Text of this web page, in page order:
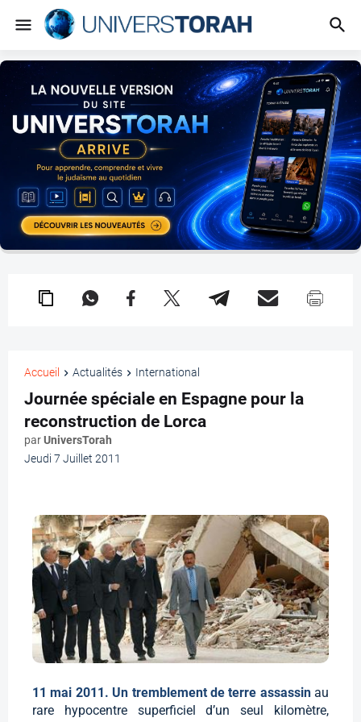
Accueil Actualités International
Journée spéciale en Espagne pour la
reconstruction de Lorca
parUniversTorah
Jeudi 7 Juillet 2011
11 mai 2011. Un tremblement de terre assassin au
rare hypocentre superficiel d’un seul kilomètre,